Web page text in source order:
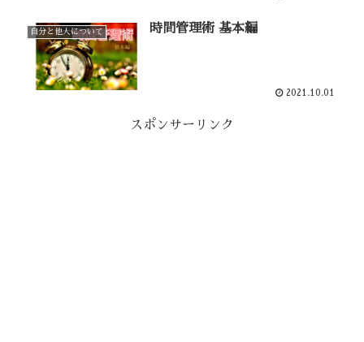
自分と他人について 時間管理術 基本編
2021.10.01
スポンサーリンク